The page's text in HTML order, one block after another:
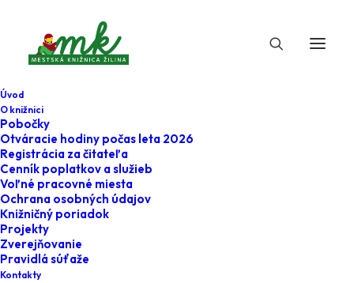
Úvod
O knižnici
Pobočky
Otváracie hodiny počas leta 2026
Registrácia za čitateľa
Cenník poplatkov a služieb
Voľné pracovné miesta
Ochrana osobných údajov
Knižničný poriadok
Projekty
Zverejňovanie
Pravidlá súťaže
Kontakty
Stredné školy